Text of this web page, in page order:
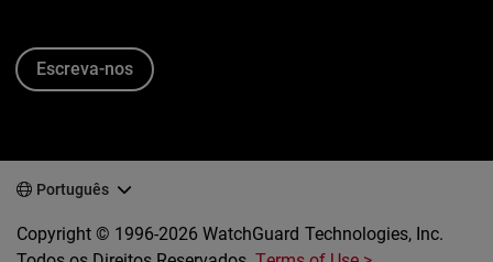
Escreva-nos
Português
Copyright © 1996-2026 WatchGuard Technologies, Inc.